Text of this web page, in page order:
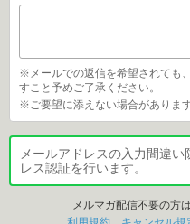
※メールでの返信を希望されても
すこと予めご了承ください。
※ご要望に添えない場合があります
メールアドレスの入力間違
レス認証を行います。
メルマガ配信不要の方